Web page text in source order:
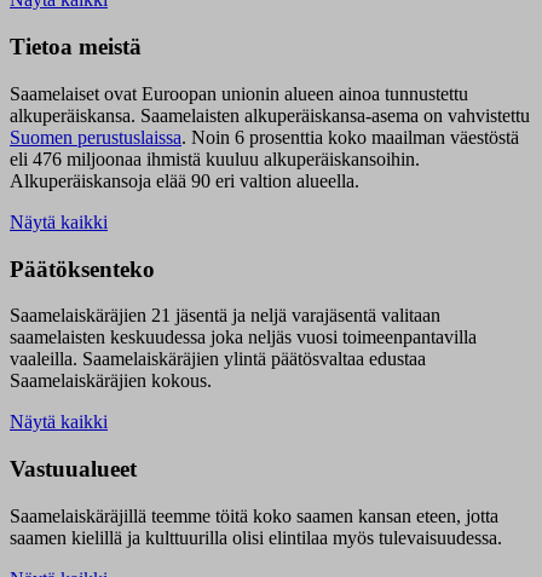
Tietoa meistä
Saamelaiset ovat Euroopan unionin alueen ainoa tunnustettu
alkuperäiskansa. Saamelaisten alkuperäiskansa-asema on vahvistettu
Suomen perustuslaissa. Noin 6 prosenttia koko maailman väestöstä
eli 476 miljoonaa ihmistä kuuluu alkuperäiskansoihin.
Alkuperäiskansoja elää 90 eri valtion alueella.
Näytä kaikki
Päätöksenteko
Saamelaiskäräjien 21 jäsentä ja neljä varajäsentä valitaan
saamelaisten keskuudessa joka neljäs vuosi toimeenpantavilla
vaaleilla. Saamelaiskäräjien ylintä päätösvaltaa edustaa
Saamelaiskäräjien kokous.
Näytä kaikki
Vastuualueet
Saamelaiskäräjillä teemme töitä koko saamen kansan eteen, jotta
saamen kielillä ja kulttuurilla olisi elintilaa myös tulevaisuudessa.